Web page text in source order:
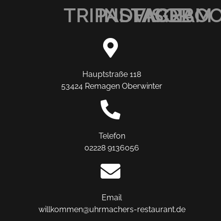
TRIPADVISOR
INSTAGRAM
Hauptstraße 118
53424 Remagen Oberwinter
Telefon
02228 9136056
Email
willkommen@uhrmachers-restaurant.de